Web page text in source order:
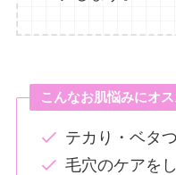
こんなお肌悩みにオス
テカり・ベタ
毛穴のケアを